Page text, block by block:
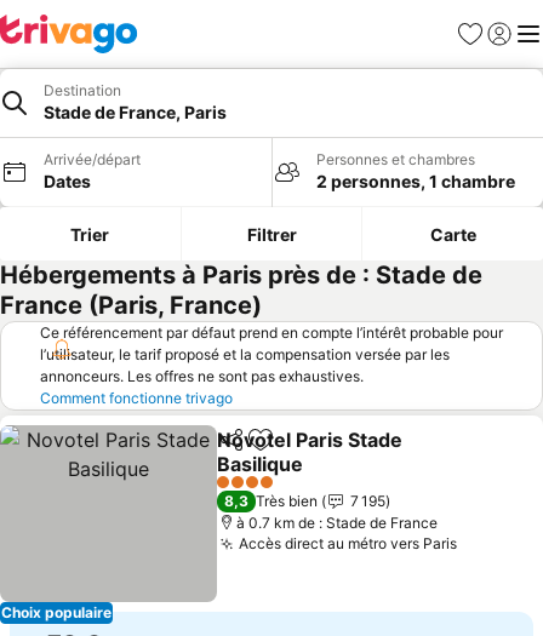
Favoris
Se
Destination
Stade de France, Paris
Arrivée/départ
Dates
Personnes et chambres
2 personnes, 1 chambre
Trier Filtrer Carte
Hébergements à Paris près de : Stade de
France (Paris, France)
Ce référencement par défaut prend en compte l’intérêt probable pour
l’utilisateur, le tarif proposé et la compensation versée par les
annonceurs. Les offres ne sont pas exhaustives.
Comment fonctionne trivago
Choix populaire
PartagerAjouter à mes favoris
Novotel Paris Stade
Basilique
4 Étoiles
8,3 Très bien
7 195
à 0.7 km de : Stade de France
Accès direct au métro vers Paris